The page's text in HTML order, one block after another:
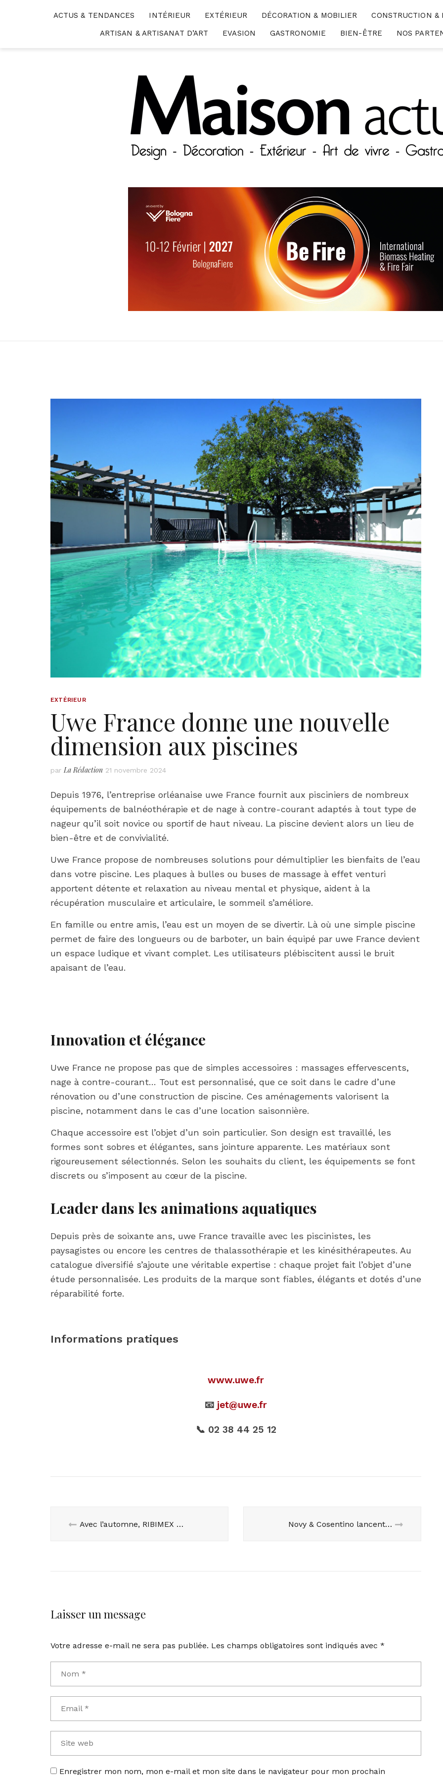
ACTUS & TENDANCES INTÉRIEUR EXTÉRIEUR DÉCORATION & MOBILIER
CONSTRUCTION &
ARTISAN & ARTISANAT D’ART
EVASION GASTRONOMIE BIEN-ÊTRE NOS
EXTÉRIEUR
Uwe France donne une nouvelle
dimension aux piscines
par La Rédaction 21 novembre 2024
Depuis 1976, l’entreprise orléanaise uwe France fournit aux pisciniers de nombreux
équipements de balnéothérapie et de nage à contre-courant adaptés à tout type de
nageur qu’il soit novice ou sportif de haut niveau. La piscine devient alors un lieu de
bien-être et de convivialité.
Uwe France propose de nombreuses solutions pour démultiplier les bienfaits de l’eau
dans votre piscine. Les plaques à bulles ou buses de massage à effet venturi
apportent détente et relaxation au niveau mental et physique, aident à la
récupération musculaire et articulaire, le sommeil s’améliore.
En famille ou entre amis, l’eau est un moyen de se divertir. Là où une simple piscine
permet de faire des longueurs ou de barboter, un bain équipé par uwe France devient
un espace ludique et vivant complet. Les utilisateurs plébiscitent aussi le bruit
apaisant de l’eau.
Innovation et élégance
Uwe France ne propose pas que de simples accessoires : massages effervescents,
nage à contre-courant… Tout est personnalisé, que ce soit dans le cadre d’une
rénovation ou d’une construction de piscine. Ces aménagements valorisent la
piscine, notamment dans le cas d’une location saisonnière.
Chaque accessoire est l’objet d’un soin particulier. Son design est travaillé, les
formes sont sobres et élégantes, sans jointure apparente. Les matériaux sont
rigoureusement sélectionnés. Selon les souhaits du client, les équipements se font
discrets ou s’imposent au cœur de la piscine.
Leader dans les animations aquatiques
Depuis près de soixante ans, uwe France travaille avec les piscinistes, les
paysagistes ou encore les centres de thalassothérapie et les kinésithérapeutes. Au
catalogue diversifié s’ajoute une véritable expertise : chaque projet fait l’objet d’une
étude personnalisée. Les produits de la marque sont fiables, élégants et dotés d’une
réparabilité forte.
Informations pratiques
www.uwe.fr
📧 jet@uwe.fr
📞 02 38 44 25 12
Avec l’automne, RIBIMEX vous aide à entretenir vos poêles et cheminées grâce à ses aspirateurs à cendres Novy & Cosentino lancent Undercover
Laisser un message
Votre adresse e-mail ne sera pas publiée. Les champs obligatoires sont indiqués avec *
Enregistrer mon nom, mon e-mail et mon site dans le navigateur pour mon prochain